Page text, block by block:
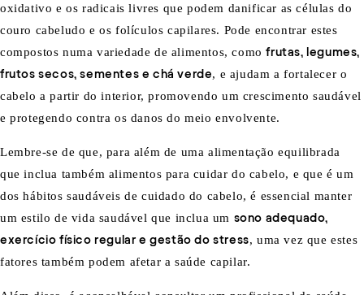
oxidativo e os radicais livres que podem danificar as células do
couro cabeludo e os folículos capilares. Pode encontrar estes
compostos numa variedade de alimentos, comofrutas, legumes,
frutos secos, sementes e chá verde, e ajudam a fortalecer o
cabelo a partir do interior, promovendo um crescimento saudável
e protegendo contra os danos do meio envolvente.
Lembre-se de que, para além de uma alimentação equilibrada
que inclua também alimentos para cuidar do cabelo, e que é um
doshábitos saudáveis de cuidado do cabelo, é essencial manter
um estilo de vida saudável que inclua um sono adequado,
exercício físico regular e gestão do stress, uma vez que estes
fatores também podem afetar a saúde capilar.